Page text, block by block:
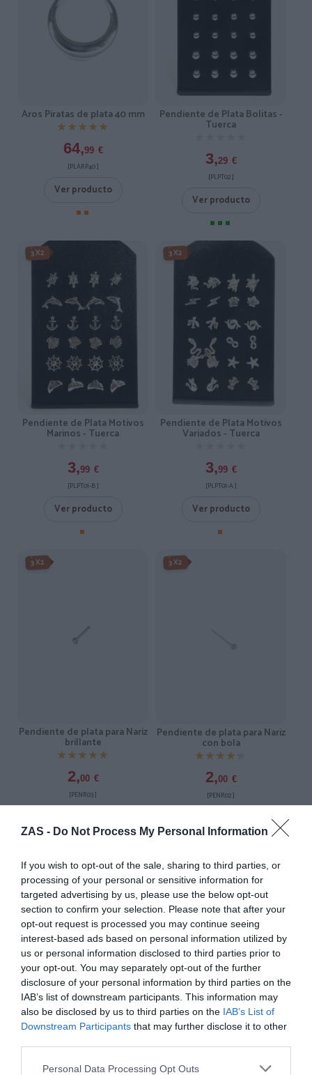
ZAS - Do Not Process My Personal Information
If you wish to opt-out of the sale, sharing to third parties, or
processing of your personal or sensitive information for
targeted advertising by us, please use the below opt-out
section to confirm your selection. Please note that after your
opt-out request is processed you may continue seeing
interest-based ads based on personal information utilized by
us or personal information disclosed to third parties prior to
your opt-out. You may separately opt-out of the further
disclosure of your personal information by third parties on the
IAB’s list of downstream participants. This information may
also be disclosed by us to third parties on the IAB’s List of
Downstream Participants that may further disclose it to other
Personal Data Processing Opt Outs
Aros Piratas de plata 40 mm
★★★★★
★★★★★
64,99 €
[PLARP40 ]
Ver producto
Pendiente de Plata Bolitas -
Tuerca
3,29 €
[PLPT02 ]
Ver producto
3X2
Pendiente de Plata Motivos
Marinos - Tuerca
3,99 €
[PLPT01-B ]
Ver producto
3X2
Pendiente de Plata Motivos
Variados - Tuerca
3,99 €
[PLPT01-A ]
Ver producto
3X2
Pendiente de plata para Nariz
brillante
★★★★★
★★★★★
2,00 €
[PENR03 ]
3X2
Pendiente de plata para Nariz
con bola
★★★★★
★★★★★
2,00 €
[PENR02 ]
3X2
bola
★★★★★
★★★★★
3X2